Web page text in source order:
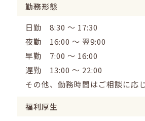
勤務形態
日勤 8:30 ～ 17:30
夜勤 16:00 ～ 翌9:00
早勤 7:00 ～ 16:00
遅勤 13:00 ～ 22:00
その他、勤務時間はご相談に応じ
福利厚生